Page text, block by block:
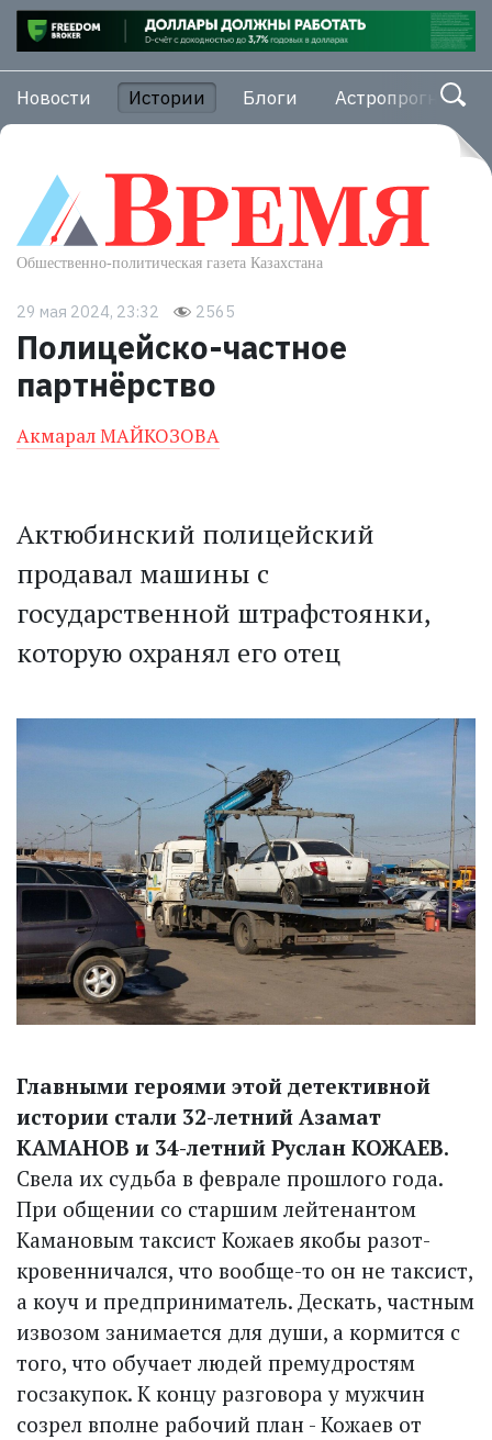
Новости Истории Блоги Астропрогноз
29 мая 2024, 23:32 2565
Полицейско-частное
партнёрство
Акмарал МАЙКОЗОВА
Актюбинский полицейский
продавал машины с
государственной штрафстоянки,
которую охранял его отец
Главными героями этой детективной
истории стали 32-летний Азамат
КАМАНОВ и 34-летний Руслан КОЖАЕВ.
Свела их судьба в феврале прошлого года.
При общении со старшим лейтенантом
Камановым таксист Кожаев якобы разот­
кровенничался, что вообще-то он не таксист,
а коуч и предприниматель. Дескать, частным
извозом занимается для души, а кормится с
того, что обучает людей премудростям
госзакупок. К концу разговора у мужчин
созрел вполне рабочий план - Кожаев от